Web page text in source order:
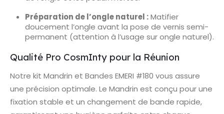
Préparation de l’ongle naturel :Matifier
doucement l’ongle avant la pose de vernis semi-
permanent (attention à l’usage sur ongle naturel).
Qualité Pro CosmInty pour la Réunion
Notre kit Mandrin et Bandes EMERI #180 vous assure
une précision optimale. Le Mandrin est conçu pour une
fixation stable et un changement de bande rapide,